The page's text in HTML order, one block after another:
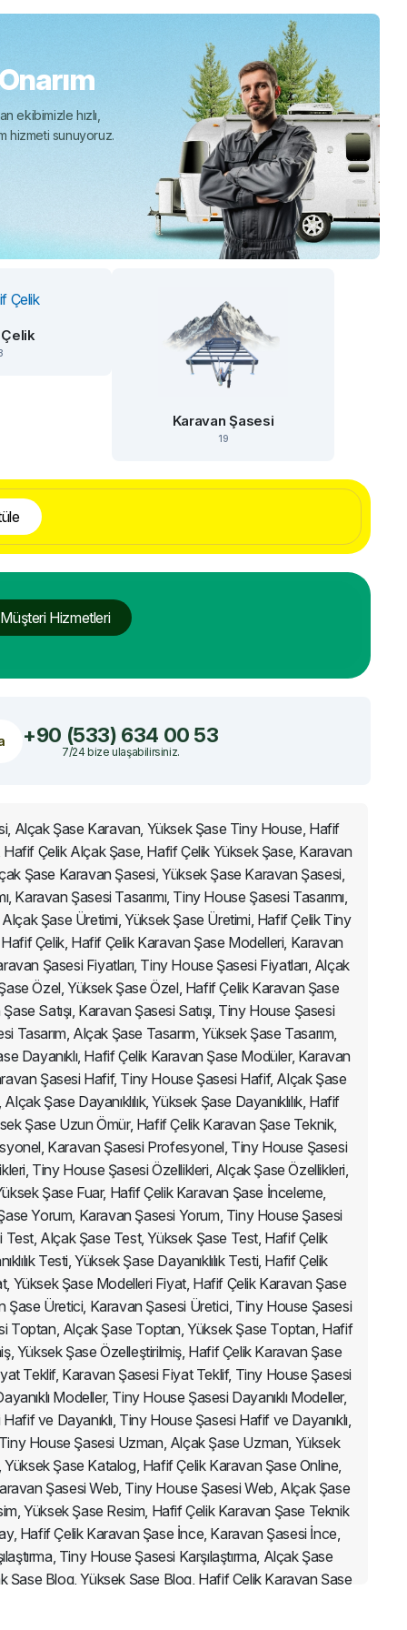
ekibimizle hızlı,
hizmeti sunuyoruz.
Karavan Şasesi
19
Müşteri Hizmetleri
+90 (533) 634 00 53
7/24 bize ulaşabilirsiniz.
Alçak Şase Karavan, Yüksek Şase Tiny House, Hafif
Çelik Alçak Şase, Hafif Çelik Yüksek Şase, Karavan
Şase Karavan Şasesi, Yüksek Şase Karavan Şasesi,
Şasesi Tasarımı, Tiny House Şasesi Tasarımı,
Şase Üretimi, Yüksek Şase Üretimi, Hafif Çelik Tiny
Çelik, Hafif Çelik Karavan Şase Modelleri, Karavan
Şasesi Fiyatları, Tiny House Şasesi Fiyatları, Alçak
Özel, Yüksek Şase Özel, Hafif Çelik Karavan Şase
Satışı, Karavan Şasesi Satışı, Tiny House Şasesi
Tasarım, Alçak Şase Tasarım, Yüksek Şase Tasarım,
Dayanıklı, Hafif Çelik Karavan Şase Modüler, Karavan
Şasesi Hafif, Tiny House Şasesi Hafif, Alçak Şase
Şase Dayanıklılık, Yüksek Şase Dayanıklılık, Hafif
Şase Uzun Ömür, Hafif Çelik Karavan Şase Teknik,
Karavan Şasesi Profesyonel, Tiny House Şasesi
Tiny House Şasesi Özellikleri, Alçak Şase Özellikleri,
Şase Fuar, Hafif Çelik Karavan Şase İnceleme,
Yorum, Karavan Şasesi Yorum, Tiny House Şasesi
Alçak Şase Test, Yüksek Şase Test, Hafif Çelik
Testi, Yüksek Şase Dayanıklılık Testi, Hafif Çelik
Yüksek Şase Modelleri Fiyat, Hafif Çelik Karavan Şase
Şase Üretici, Karavan Şasesi Üretici, Tiny House Şasesi
Toptan, Alçak Şase Toptan, Yüksek Şase Toptan, Hafif
Yüksek Şase Özelleştirilmiş, Hafif Çelik Karavan Şase
Teklif, Karavan Şasesi Fiyat Teklif, Tiny House Şasesi
Modeller, Tiny House Şasesi Dayanıklı Modeller,
ve Dayanıklı, Tiny House Şasesi Hafif ve Dayanıklı,
House Şasesi Uzman, Alçak Şase Uzman, Yüksek
Şase Katalog, Hafif Çelik Karavan Şase Online,
Şasesi Web, Tiny House Şasesi Web, Alçak Şase
Yüksek Şase Resim, Hafif Çelik Karavan Şase Teknik
Hafif Çelik Karavan Şase İnce, Karavan Şasesi İnce,
Tiny House Şasesi Karşılaştırma, Alçak Şase
Şase Blog, Yüksek Şase Blog, Hafif Çelik Karavan Şase